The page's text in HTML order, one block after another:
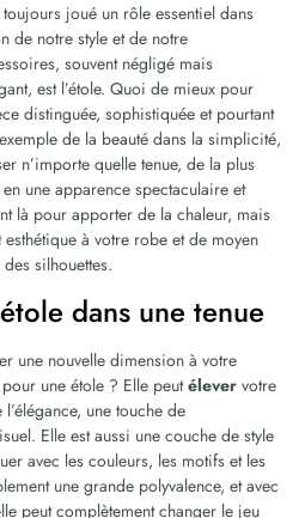
joué un rôle essentiel dans
de notre style et de notre
souvent négligé mais
est l’étole. Quoi de mieux pour
distinguée, sophistiquée et pourtant
de la beauté dans la simplicité,
n’importe quelle tenue, de la plus
une apparence spectaculaire et
là pour apporter de la chaleur, mais
à votre robe et de moyen
silhouettes.
dans une tenue
une nouvelle dimension à votre
une étole ? Elle peutélever votre
une touche de
Elle est aussi une couche de style
avec les couleurs, les motifs et les
une grande polyvalence, et avec
peut complètement changer le jeu